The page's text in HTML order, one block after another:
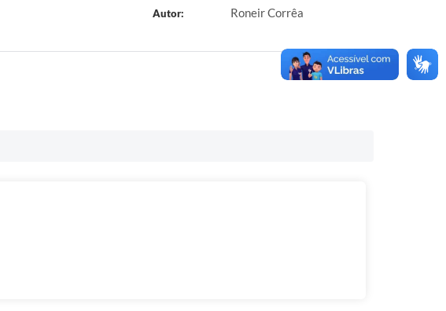
Autor: Roneir Corrêa